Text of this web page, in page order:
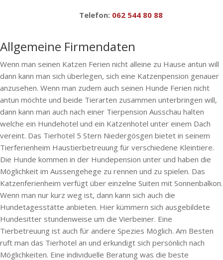
Telefon: 062 544 80 88
Allgemeine Firmendaten
Wenn man seinen Katzen Ferien nicht alleine zu Hause antun will
dann kann man sich überlegen, sich eine Katzenpension genauer
anzusehen. Wenn man zudem auch seinen Hunde Ferien nicht
antun möchte und beide Tierarten zusammen unterbringen will,
dann kann man auch nach einer Tierpension Ausschau halten
welche ein Hundehotel und ein Katzenhotel unter einem Dach
vereint. Das Tierhotel 5 Stern Niedergösgen bietet in seinem
Tierferienheim Haustierbetreuung für verschiedene Kleintiere.
Die Hunde kommen in der Hundepension unter und haben die
Möglichkeit im Aussengehege zu rennen und zu spielen. Das
Katzenferienheim verfügt über einzelne Suiten mit Sonnenbalkon.
Wenn man nur kurz weg ist, dann kann sich auch die
Hundetagesstätte anbieten. Hier kümmern sich ausgebildete
Hundesitter stundenweise um die Vierbeiner. Eine
Tierbetreuung ist auch für andere Spezies Möglich. Am Besten
ruft man das Tierhotel an und erkundigt sich persönlich nach
Möglichkeiten. Eine individuelle Beratung was die beste